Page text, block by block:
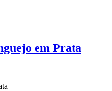
em Prata